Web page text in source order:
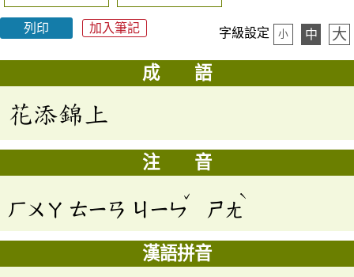
列印 加入筆記 字級設定 小 中 大
成 語
花添錦上
注 音
ㄏㄨㄚ ㄊㄧㄢ ㄐㄧㄣ
ˇ
ㄕㄤ
ˋ
漢語拼音